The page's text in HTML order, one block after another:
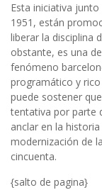
Esta iniciativa
1951, están
liberar la disciplina
obstante, es una
fenómeno
programático y
puede sostener
tentativa por parte
anclar en la
modernización de
cincuenta.
{salto de pagina}